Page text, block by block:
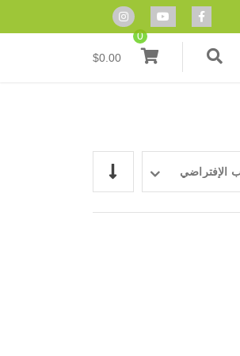
0
$0.00
الإفتراضي